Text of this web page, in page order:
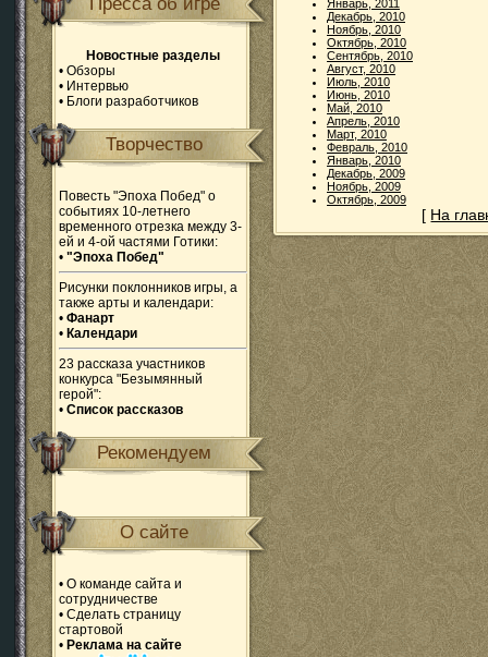
Новостные разделы
• Обзоры
• Интервью
• Блоги разработчиков
Творчество
Повесть "Эпоха Побед" о
событиях 10-летнего
временного отрезка между 3-
ей и 4-ой частями Готики:
• "Эпоха Побед"
Рисунки поклонников игры, а
также арты и календари:
• Фанарт
• Календари
23 рассказа участников
конкурса "Безымянный
герой":
• Список рассказов
Рекомендуем
О сайте
• О команде сайта и
сотрудничестве
• Сделать страницу
стартовой
• Реклама на сайте
Январь, 2011
Декабрь, 2010
Ноябрь, 2010
Октябрь, 2010
Сентябрь, 2010
Август, 2010
Июль, 2010
Июнь, 2010
Май, 2010
Апрель, 2010
Март, 2010
Февраль, 2010
Январь, 2010
Декабрь, 2009
Ноябрь, 2009
Октябрь, 2009
[ На